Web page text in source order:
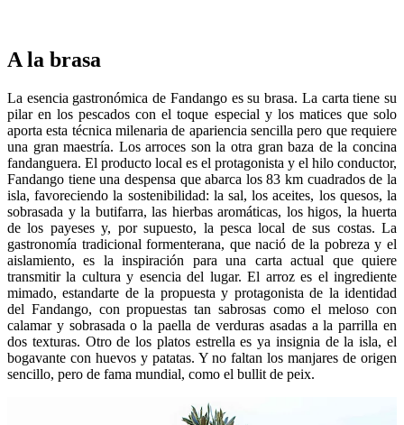
A la brasa
La esencia gastronómica de Fandango es su brasa. La carta tiene su
pilar en los pescados con el toque especial y los matices que solo
aporta esta técnica milenaria de apariencia sencilla pero que requiere
una gran maestría. Los arroces son la otra gran baza de la concina
fandanguera. El producto local es el protagonista y el hilo conductor,
Fandango tiene una despensa que abarca los 83 km cuadrados de la
isla, favoreciendo la sostenibilidad: la sal, los aceites, los quesos, la
sobrasada y la butifarra, las hierbas aromáticas, los higos, la huerta
de los payeses y, por supuesto, la pesca local de sus costas. La
gastronomía tradicional formenterana, que nació de la pobreza y el
aislamiento, es la inspiración para una carta actual que quiere
transmitir la cultura y esencia del lugar. El arroz es el ingrediente
mimado, estandarte de la propuesta y protagonista de la identidad
del Fandango, con propuestas tan sabrosas como el meloso con
calamar y sobrasada o la paella de verduras asadas a la parrilla en
dos texturas. Otro de los platos estrella es ya insignia de la isla, el
bogavante con huevos y patatas. Y no faltan los manjares de origen
sencillo, pero de fama mundial, como el bullit de peix.